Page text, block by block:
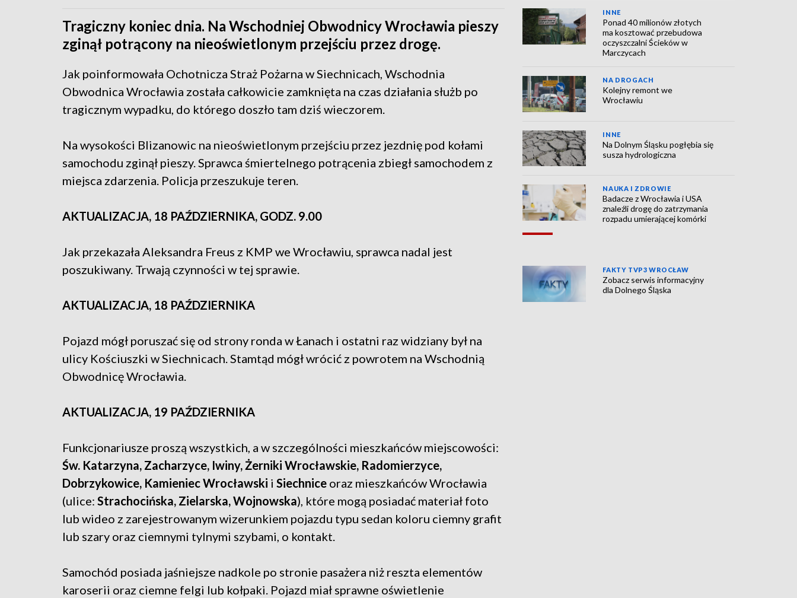
Tragiczny koniec dnia. Na Wschodniej Obwodnicy Wrocławia pieszy
zginął potrącony na nieoświetlonym przejściu przez drogę.
Jak poinformowała Ochotnicza Straż Pożarna w Siechnicach, Wschodnia
Obwodnica Wrocławia została całkowicie zamknięta na czas działania służb po
tragicznym wypadku, do którego doszło tam dziś wieczorem.
Na wysokości Blizanowic na nieoświetlonym przejściu przez jezdnię pod kołami
samochodu zginął pieszy. Sprawca śmiertelnego potrącenia zbiegł samochodem z
miejsca zdarzenia. Policja przeszukuje teren.
AKTUALIZACJA, 18 PAŹDZIERNIKA, GODZ. 9.00
Jak przekazała Aleksandra Freus z KMP we Wrocławiu, sprawca nadal jest
poszukiwany. Trwają czynności w tej sprawie.
AKTUALIZACJA, 18 PAŹDZIERNIKA
Pojazd mógł poruszać się od strony ronda w Łanach i ostatni raz widziany był na
ulicy Kościuszki w Siechnicach. Stamtąd mógł wrócić z powrotem na Wschodnią
Obwodnicę Wrocławia.
AKTUALIZACJA, 19 PAŹDZIERNIKA
Funkcjonariusze proszą wszystkich, a w szczególności mieszkańców miejscowości:
Św. Katarzyna, Zacharzyce, Iwiny, Żerniki Wrocławskie, Radomierzyce,
Dobrzykowice, Kamieniec Wrocławski i Siechnice oraz mieszkańców Wrocławia
(ulice: Strachocińska, Zielarska, Wojnowska), które mogą posiadać materiał foto
lub wideo z zarejestrowanym wizerunkiem pojazdu typu sedan koloru ciemny grafit
lub szary oraz ciemnymi tylnymi szybami, o kontakt.
Samochód posiada jaśniejsze nadkole po stronie pasażera niż reszta elementów
karoserii oraz ciemne felgi lub kołpaki. Pojazd miał sprawne oświetlenie
INNE
Ponad 40 milionów złotych
ma kosztować przebudowa
oczyszczalni Ścieków w
Marczycach
NA DROGACH
Kolejny remont we
Wrocławiu
INNE
Na Dolnym Śląsku pogłębia się
susza hydrologiczna
NAUKA I ZDROWIE
Badacze z Wrocławia i USA
znaleźli drogę do zatrzymania
rozpadu umierającej komórki
FAKTY TVP3 WROCŁAW
Zobacz serwis informacyjny
dla Dolnego Śląska